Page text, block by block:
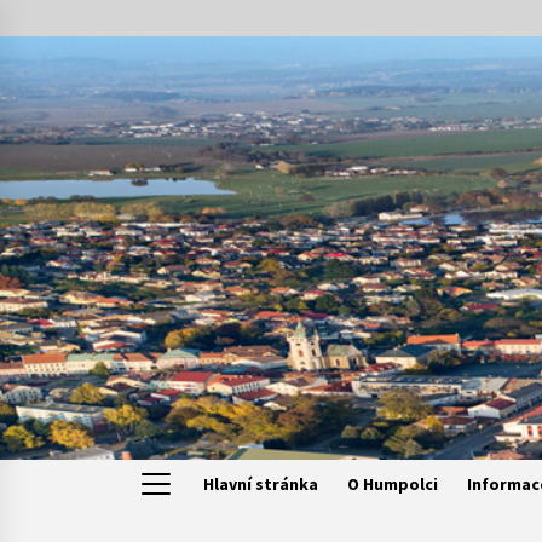
to
Hlavní stránka O Humpolci